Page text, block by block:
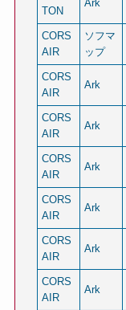
TON
Ark
CORS
AIR
ソフマ
ップ
CORS
AIR
Ark
CORS
AIR
Ark
CORS
AIR
Ark
CORS
AIR
Ark
CORS
AIR
Ark
CORS
AIR
Ark